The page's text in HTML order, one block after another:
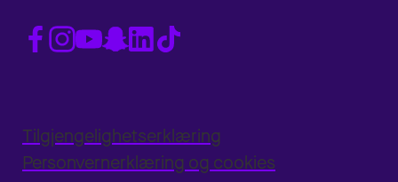
Tilgjengelighetserklæring
Personvernerklæring og cookies